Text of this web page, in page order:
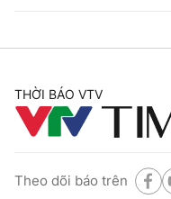
THỜI BÁO VTV
Theo dõi báo trên